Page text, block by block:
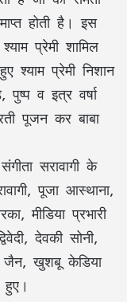
होती है। इस
प्रेमी शामिल
श्याम प्रेमी निशान
व इत्र वर्षा
पूजन कर बाबा
सरावागी के
पूजा आस्थाना,
मीडिया प्रभारी
देवकी सोनी,
जैन, खुशबू केडिया